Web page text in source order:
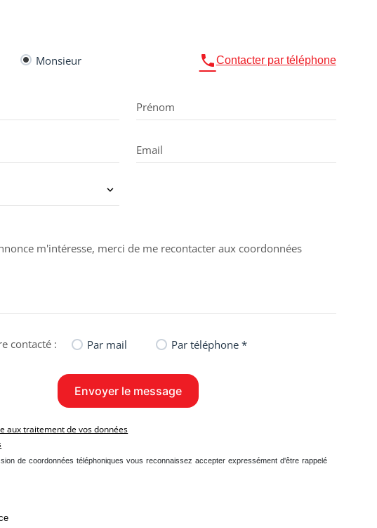
Monsieur Contacter par téléphone
Prénom
Email
contacté : Par mail Par téléphone *
aux traitement de vos données
de coordonnées téléphoniques vous reconnaissez accepter expressément d'être rappelé